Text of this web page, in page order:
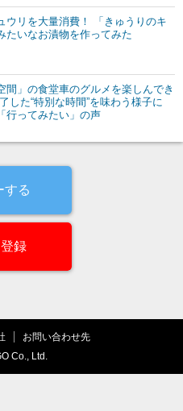
ウリを大量消費！ 「きゅうりのキ
たいなお漬物を作ってみた
間」の食堂車のグルメを楽しんでき
した“特別な時間”を味わう様子に
行ってみたい」の声
する
録
お問い合わせ先
Co., Ltd.